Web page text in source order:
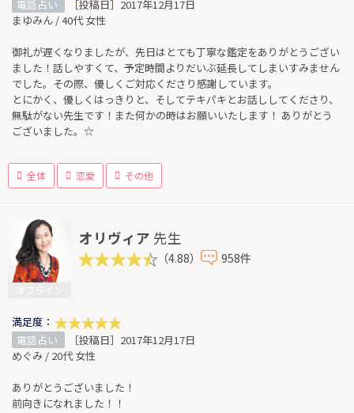
電話占い
［投稿日］2017年12月17日
まゆみん / 40代 女性
御礼が遅くなりましたが、先日はとても丁寧な鑑定をありがとうござい
ました！話しやすくて、予定時間よりだいぶ延長してしまいすみません
でした。その際、優しくご対応くださり感謝しています。
とにかく、優しくはっきりと、そしてテキパキとお話ししてくださり、
無駄がない先生です！また何かの時はお願いいたします！ ありがとう
ございました。☆
全体 恋愛 その他
オリヴィア 先生
（4.88） 958件
満足度：
電話占い
［投稿日］2017年12月17日
めぐみ / 20代 女性
ありがとうございました！
前向きになれました！！